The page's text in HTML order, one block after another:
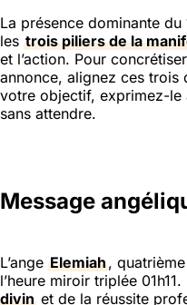
La présence dominante
les trois piliers de la
et l’action. Pour
annonce, alignez ces trois
votre objectif, exprimez-le
sans attendre.
Message
L’ange Elemiah,
l’heure miroir triplée
divin et de la réussite